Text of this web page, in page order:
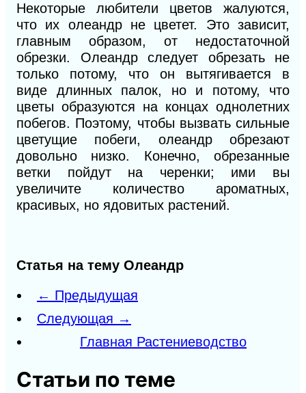
Некоторые любители цветов жалуются,
что их олеандр не цветет. Это зависит,
главным образом, от недостаточной
обрезки. Олеандр следует обрезать не
только потому, что он вытягивается в
виде длинных палок, но и потому, что
цветы образуются на концах однолетних
побегов. Поэтому, чтобы вызвать сильные
цветущие побеги, олеандр обрезают
довольно низко. Конечно, обрезанные
ветки пойдут на черенки; ими вы
увеличите количество ароматных,
красивых, но ядовитых растений.
Статья на тему Олеандр
← Предыдущая
Следующая →
Главная Растениеводство
Статьи по теме